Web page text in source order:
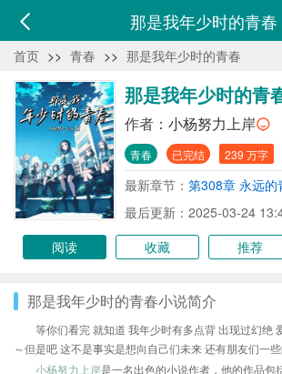
那是我年少时的青春
首页 >> 青春 >> 那是我年少时的青春
那是我年少时的青
作者： 小杨努力上岸
青春 已完结 239 万字
最新章节： 第308章 永远的
最后更新：2025-03-24
阅读
收藏 推荐
那是我年少时的青春小说简介
等你们看完 就知道 我年少时有多点背 出现过幻绝
～但是吧 这不是事实是想向自己们未来 还有朋友们一
小杨努力上岸是一名出色的小说作者，他的作品包